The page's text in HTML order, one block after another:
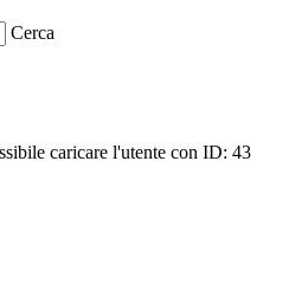
Cerca
caricare l'utente con ID: 43